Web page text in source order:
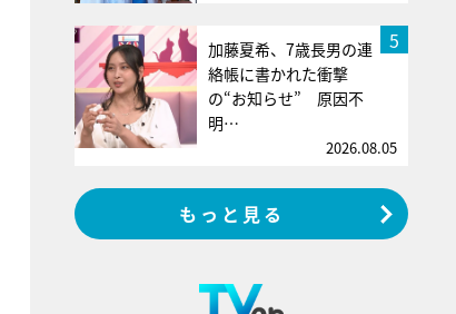
5
加藤夏希、7歳長男の連
絡帳に書かれた衝撃
の“お知らせ” 原因不
明…
2026.08.05
もっと見る